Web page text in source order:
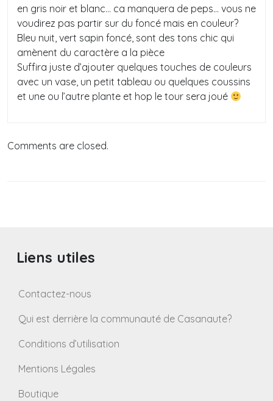
en gris noir et blanc… ca manquera de peps… vous ne
voudirez pas partir sur du foncé mais en couleur?
Bleu nuit, vert sapin foncé, sont des tons chic qui
amènent du caractère a la pièce
Suffira juste d’ajouter quelques touches de couleurs
avec un vase, un petit tableau ou quelques coussins
et une ou l’autre plante et hop le tour sera joué
Comments are closed.
Liens utiles
Contactez-nous
Qui est derrière la communauté de Casanaute?
Conditions d’utilisation
Mentions Légales
Boutique